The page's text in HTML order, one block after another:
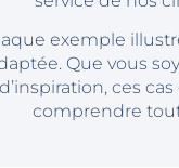
exemple
Que vous
ces
comprendre